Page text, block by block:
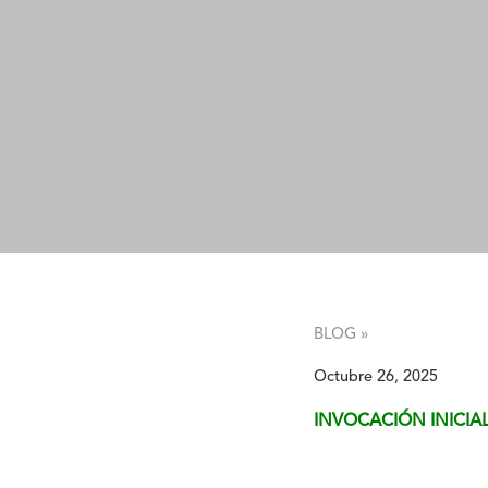
BLOG »
Octubre 26, 2025
INVOCACIÓN